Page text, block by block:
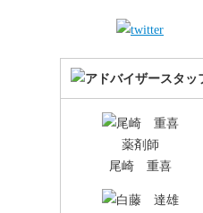
薬剤師
尾崎 重喜